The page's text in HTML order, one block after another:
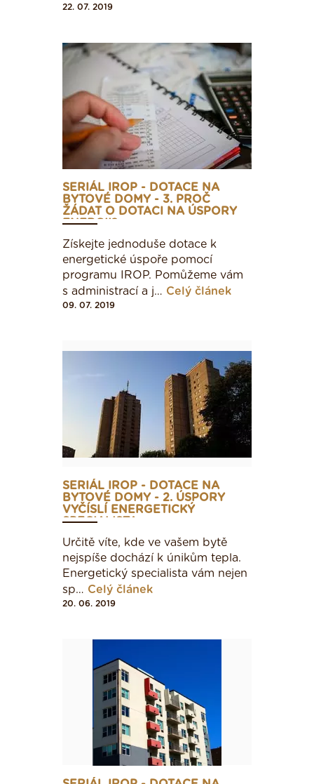
206 - 245
> 245
Hotel a restaurace
< 102
102 - 200
201 - 294
295 - 389
489 - 590
> 590
Administrativní
< 62
62 - 123
180 - 236
237 - 293
294 - 345
22. 07. 2019
SERIÁL IROP - DOTACE NA
BYTOVÉ DOMY - 3. PROČ
ŽÁDAT O DOTACI NA ÚSPORY
ENERGII?
Získejte jednoduše dotace k
energetické úspoře pomocí
programu IROP. Pomůžeme vám
s administrací a j… Celý článek
09. 07. 2019
SERIÁL IROP - DOTACE NA
BYTOVÉ DOMY - 2. ÚSPORY
VYČÍSLÍ ENERGETICKÝ
SPECIALISTA
Určitě víte, kde ve vašem bytě
nejspíše dochází k únikům tepla.
Energetický specialista vám nejen
sp… Celý článek
20. 06. 2019